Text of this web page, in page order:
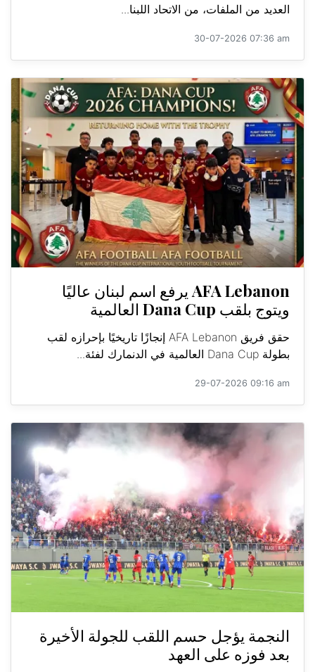
العديد من الملفات، من الاتحاد اللبنا...
30-07-2026 07:36 am
AFA Lebanon يرفع اسم لبنان عاليًا
ويتوج بلقب Dana Cup العالمية
حقق فريق AFA Lebanon إنجازًا تاريخيًا بإحرازه لقب
بطولة Dana Cup العالمية في الدنمارك لفئة...
29-07-2026 09:16 am
النجمة يؤجل حسم اللقب للجولة الأخيرة
بعد فوزه على العهد